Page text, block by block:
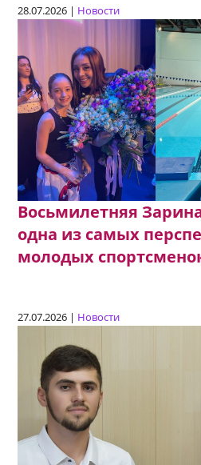
28.07.2026 | Новости
Восьмилетняя
одна из самых
молодых
27.07.2026 | Новости